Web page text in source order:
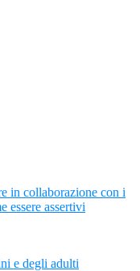
in collaborazione con i
essere assertivi
e degli adulti